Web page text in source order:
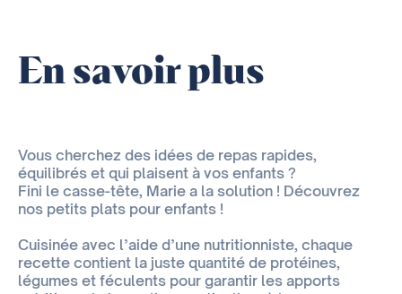
En savoir plus
Vous cherchez des idées de repas rapides,
équilibrés et qui plaisent à vos enfants ?
Fini le casse-tête, Marie a la solution ! Découvrez
nos petits plats pour enfants !
Cuisinée avec l’aide d’une nutritionniste, chaque
recette contient la juste quantité de protéines,
légumes et féculents pour garantir les apports